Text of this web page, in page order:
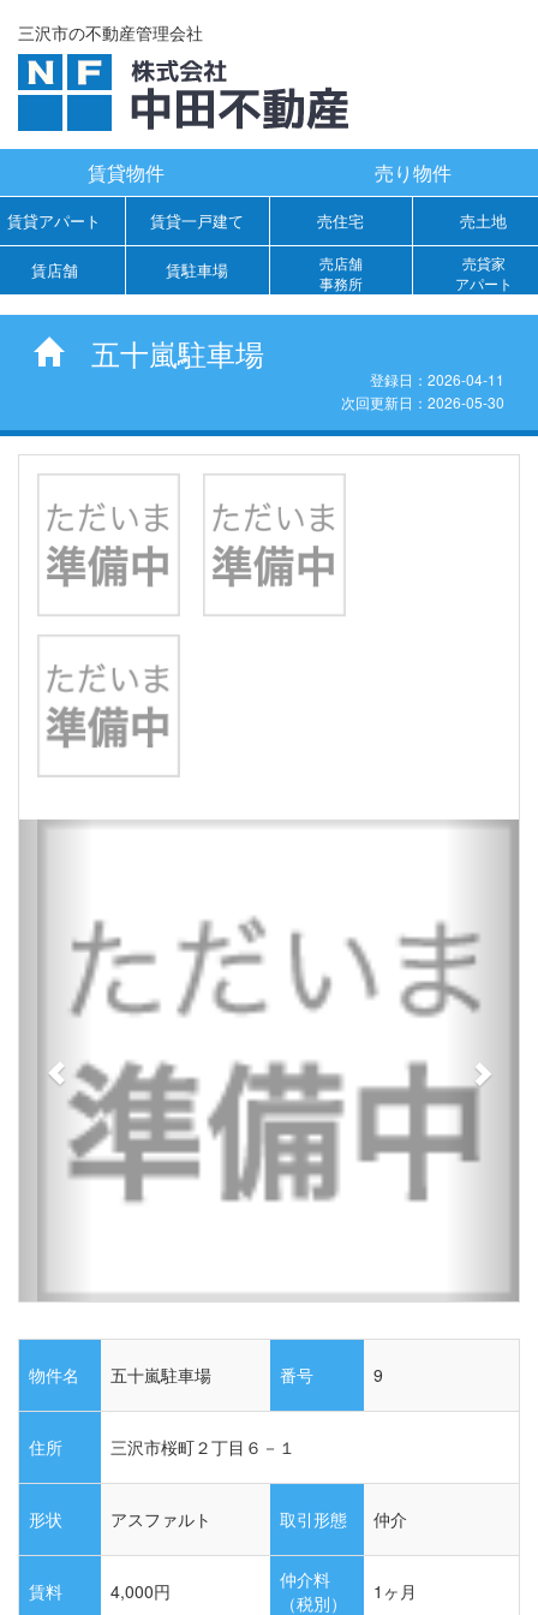
三沢市の不動産管理会社
賃貸物件 売り物件
賃貸アパート 賃貸一戸建て
賃店舗 賃駐車場
売住宅 売土地
売店舗
事務所
売貸家
アパート
五十嵐駐車場
登録日：2026-04-11
次回更新日：2026-05-30
Previous Next
物件名 五十嵐駐車場 番号 9
住所 三沢市桜町２丁目６－１
形状 アスファルト 取引形態 仲介
賃料 4,000円
仲介料
（税別）
1ヶ月